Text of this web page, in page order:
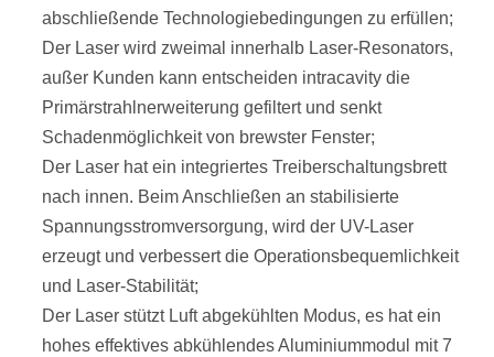
abschließende Technologiebedingungen zu erfüllen;
Der Laser wird zweimal innerhalb Laser-Resonators,
außer Kunden kann entscheiden intracavity die
Primärstrahlnerweiterung gefiltert und senkt
Schadenmöglichkeit von brewster Fenster;
Der Laser hat ein integriertes Treiberschaltungsbrett
nach innen. Beim Anschließen an stabilisierte
Spannungsstromversorgung, wird der UV-Laser
erzeugt und verbessert die Operationsbequemlichkeit
und Laser-Stabilität;
Der Laser stützt Luft abgekühlten Modus, es hat ein
hohes effektives abkühlendes Aluminiummodul mit 7